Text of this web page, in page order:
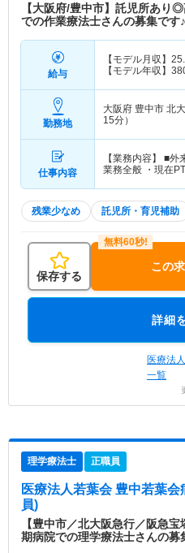
特色
当病院は、地
り良い医療環境
った全人的医療
調で明るく、
を備えた人工透
患者様が安心し
病室は広く快適
バシーを尊重し
【大阪府/豊中市】託児所あり
での作業療法士さんの募集です♪
給与
【モデル月収】
【モデル年収】
勤務地
大阪府 豊中市 北
15分）
仕事内容
【業務内容】 ■
業務全般 ・
残業少なめ 託児所・育児補助
保存する
この
詳細
医療法
一覧
理学療法士 正職員
医療法人若葉会 豊中若葉会
員)
【豊中市／北大阪急行／阪急
期病院での理学療法士さんの募